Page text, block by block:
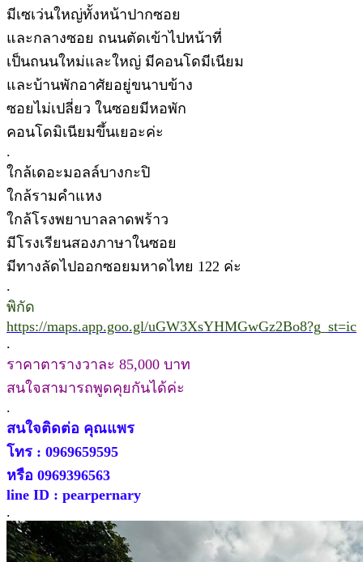
มีเซเว่นใหญ่ทั้งหน้าปากซอย
และกลางซอย ถนนตัดเข้าไปหน้าที่
เป็นถนนใหม่และใหญ่ มีคอนโดมีเนียม
และบ้านพักอาศัยอยู่ขนาบข้าง
ซอยไม่เปลี่ยว ในซอยมีหอพัก
คอนโดมิเนียมขึ้นเยอะค่ะ
.
ใกล้เดอะมอลล์บางกะปิ
ใกล้รามคำแหง
ใกล้โรงพยาบาลลาดพร้าว
มีโรงเรียนสองภาษาในซอย
มีทางลัดไปออกซอยมหาดไทย 122 ค่ะ
.
พิกัด
https://maps.app.goo.gl/uGW3XsYHMGwGz2Bo8?g_st=ic
.
ราคาตารางวาละ 85,000 บาท
สนใจสามารถพูดคุยกันได้ค่ะ
.
สนใจติดต่อ คุณแพร
โทร : 0969659595
หรือ 0969396563
line ID : pearpernary
.